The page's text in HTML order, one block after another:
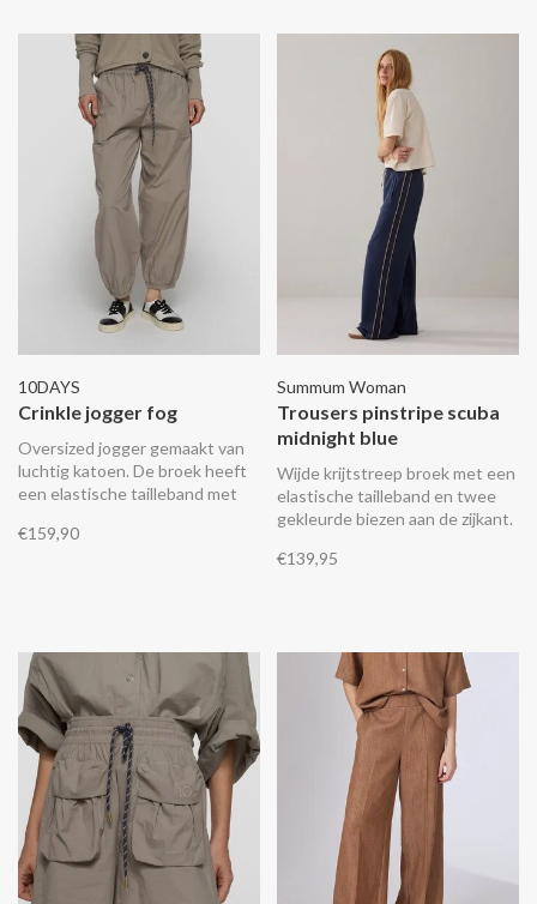
10DAYS
Crinkle jogger fog
Oversized jogger gemaakt van
luchtig katoen. De broek heeft
een elastische tailleband met
opgestikte zakken, elastische
€159,90
Summum Woman
Trousers pinstripe scuba
midnight blue
Wijde krijtstreep broek met een
elastische tailleband en twee
gekleurde biezen aan de zijkant.
bijpassende krijtstreep top.
€139,95